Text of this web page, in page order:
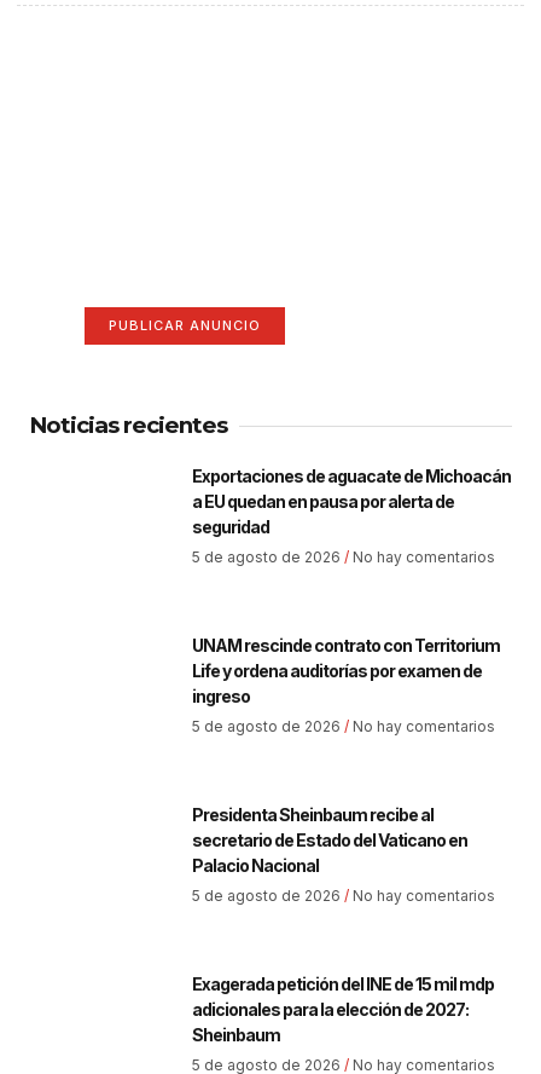
PUBLICAR ANUNCIO
Noticias recientes
Exportaciones de aguacate de Michoacán
a EU quedan en pausa por alerta de
seguridad
5 de agosto de 2026 No hay comentarios
UNAM rescinde contrato con Territorium
Life y ordena auditorías por examen de
ingreso
5 de agosto de 2026 No hay comentarios
Presidenta Sheinbaum recibe al
secretario de Estado del Vaticano en
Palacio Nacional
5 de agosto de 2026 No hay comentarios
Exagerada petición del INE de 15 mil mdp
adicionales para la elección de 2027:
Sheinbaum
5 de agosto de 2026 No hay comentarios